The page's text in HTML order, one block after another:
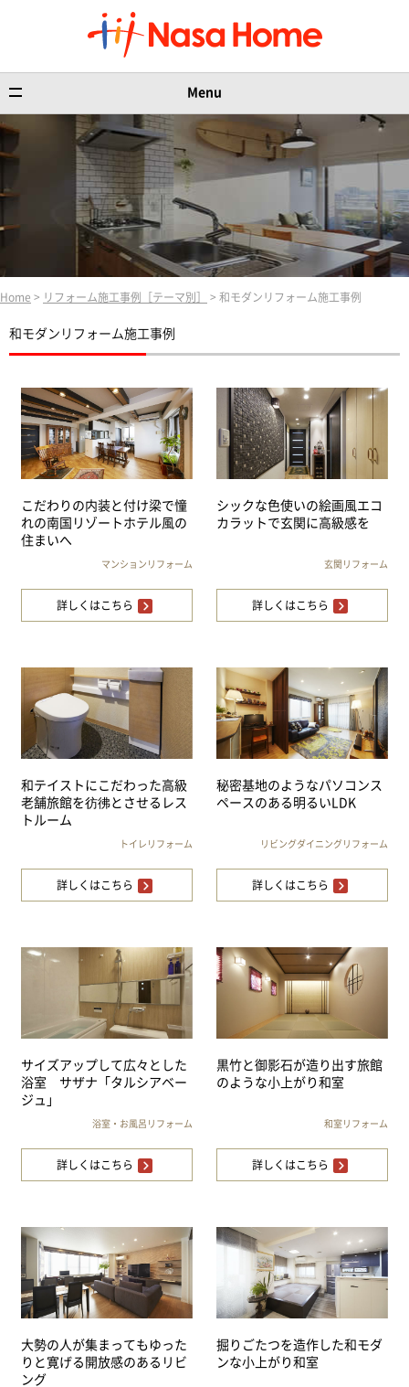
Menu
Home > リフォーム施工事例［テーマ別］ > 和モダンリフォーム施工事例
和モダンリフォーム施工事例
こだわりの内装と付け梁で憧
れの南国リゾートホテル風の
住まいへ
マンションリフォーム
詳しくはこちら
シックな色使いの絵画風エコ
カラットで玄関に高級感を
玄関リフォーム
詳しくはこちら
和テイストにこだわった高級
老舗旅館を彷彿とさせるレス
トルーム
トイレリフォーム
詳しくはこちら
秘密基地のようなパソコンス
ペースのある明るいLDK
リビングダイニングリフォーム
詳しくはこちら
サイズアップして広々とした
浴室 サザナ「タルシアベー
ジュ」
浴室・お風呂リフォーム
詳しくはこちら
黒竹と御影石が造り出す旅館
のような小上がり和室
和室リフォーム
詳しくはこちら
大勢の人が集まってもゆった
りと寛げる開放感のあるリビ
ング
掘りごたつを造作した和モダ
ンな小上がり和室